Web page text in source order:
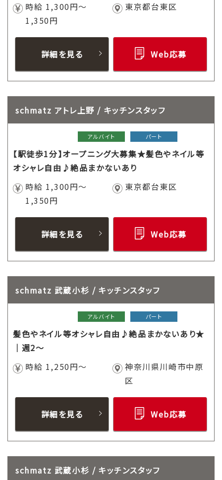
時給 1,300円～
1,350円
東京都台東区
詳細を見る Web応募
schmatz アトレ上野 / キッチンスタッフ
アルバイト パート
【駅徒歩1分】オープニング大募集★髪色やネイル等
オシャレ自由♪絶品まかないあり
時給 1,300円～
1,350円
東京都台東区
詳細を見る Web応募
schmatz 武蔵小杉 / キッチンスタッフ
アルバイト パート
髪色やネイル等オシャレ自由♪絶品まかないあり★
｜週2～
時給 1,250円～
神奈川県川崎市中原
区
詳細を見る Web応募
schmatz 武蔵小杉 / キッチンスタッフ